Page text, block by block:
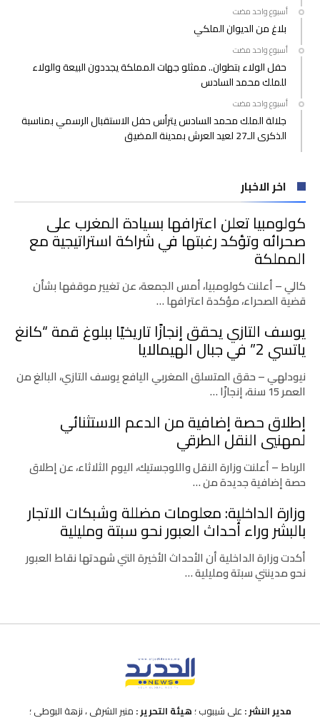
‫‫‫‏‫أسبوع واحد مضت‬
بلاغ من الديوان الملكي
‫‫‫‏‫أسبوع واحد مضت‬
حفل الولاء بتطوان.. ممثلو جهات المملكة يجددون البيعة والولاء
للملك محمد السادس
‫‫‫‏‫أسبوع واحد مضت‬
جلالة الملك محمد السادس يترأس حفل الاستقبال الرسمي بمناسبة
الذكرى الـ27 لعيد العرش بمدينة المضيق
اخر الاخبار
كولومبيا تعلن اعترافها بسيادة المغرب على
صحرائه وتؤكد رغبتها في شراكة استراتيجية مع
المملكة
كالي – أعلنت كولومبيا، أمس الجمعة، عن تغيير موقفها بشأن
قضية الصحراء، مؤكدة اعترافها …
يوسف التازي يحقق إنجازًا تاريخيًا ببلوغ قمة “كانغ
ياتسي 2” في جبال الهيمالايا
نيودلهي – حقق المتسلق المغربي اليافع يوسف التازي، البالغ من
العمر 15 سنة، إنجازًا …
إطلاق حصة إضافية من الدعم الاستثنائي
لمهنيي النقل الطرقي
الرباط – أعلنت وزارة النقل واللوجستيك، اليوم الثلاثاء، عن إطلاق
حصة إضافية جديدة من …
وزارة الداخلية: معلومات مضللة وشبكات الاتجار
بالبشر وراء أحداث العبور نحو سبتة ومليلية
أكدت وزارة الداخلية أن الأحداث الأخيرة التي شهدتها نقاط العبور
نحو مدينتي سبتة ومليلية …
مدير النشر : علي شيبوب ؛ هيئة التحرير : منير الشرقي ، نزهة البوطي ؛